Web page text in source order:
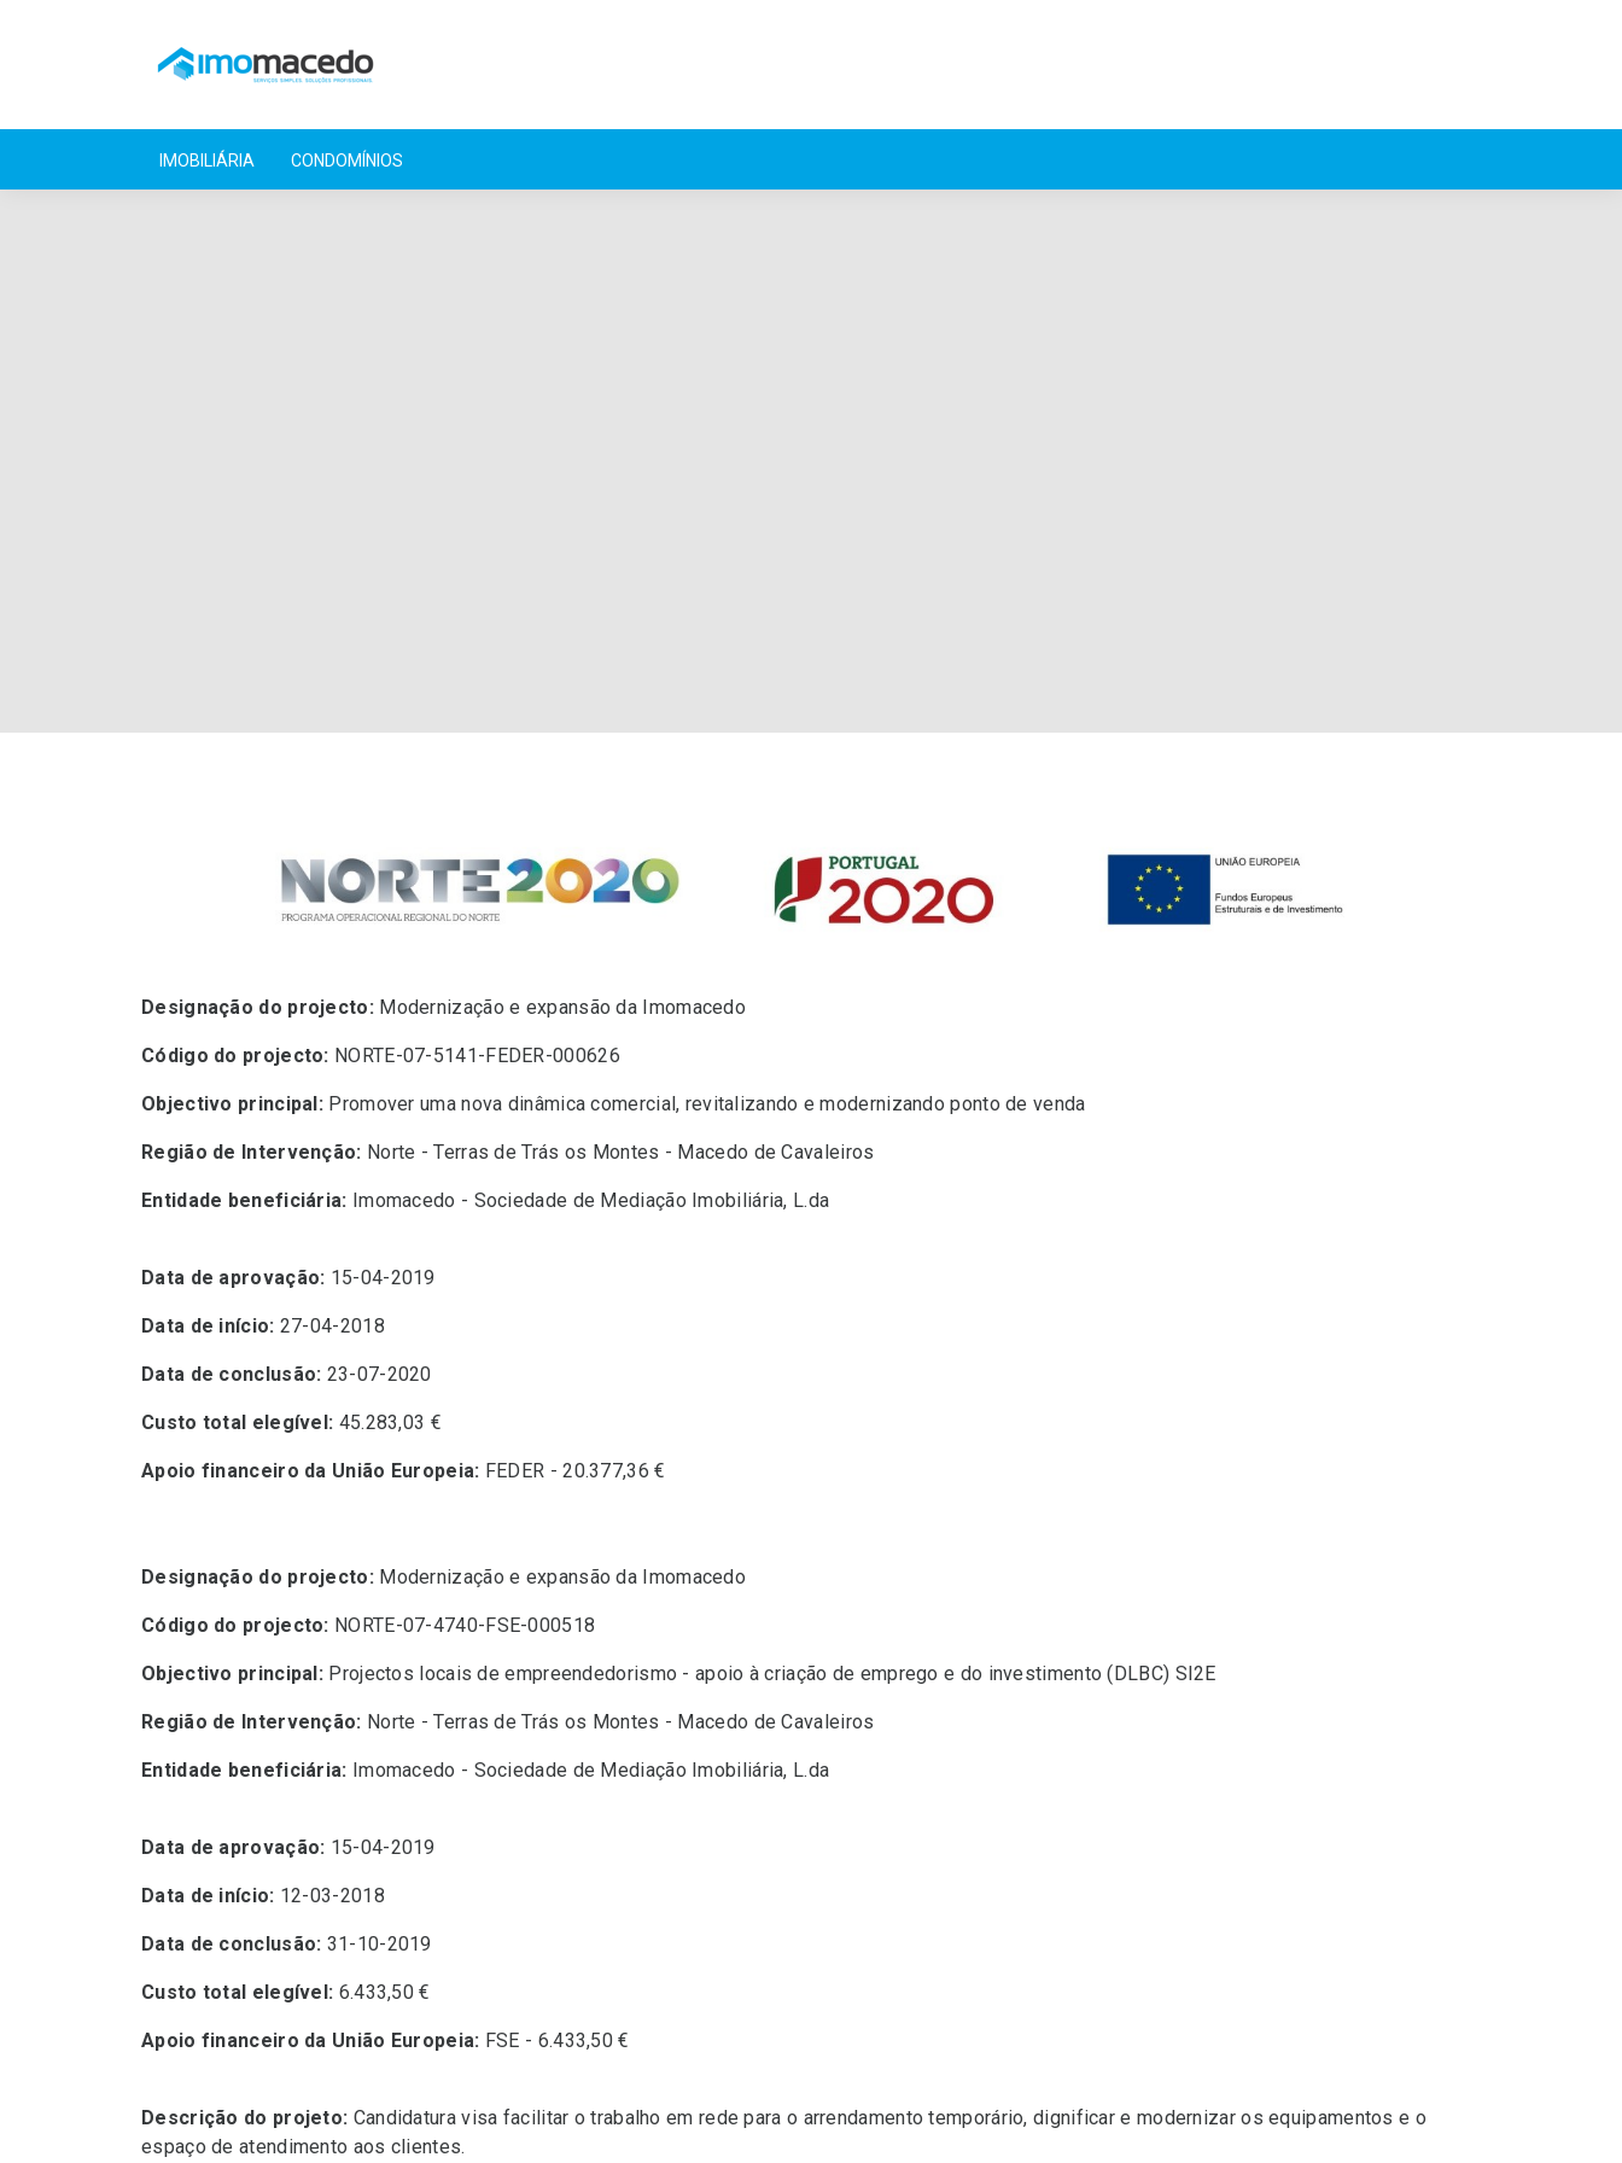
IMOBILIÁRIA CONDOMÍNIOS
Designação do projecto: Modernização e expansão da Imomacedo
Código do projecto: NORTE-07-5141-FEDER-000626
Objectivo principal: Promover uma nova dinâmica comercial, revitalizando e modernizando ponto de venda
Região de Intervenção: Norte - Terras de Trás os Montes - Macedo de Cavaleiros
Entidade beneficiária: Imomacedo - Sociedade de Mediação Imobiliária, L.da
Data de aprovação: 15-04-2019
Data de início: 27-04-2018
Data de conclusão: 23-07-2020
Custo total elegível: 45.283,03 €
Apoio financeiro da União Europeia: FEDER - 20.377,36 €
Designação do projecto: Modernização e expansão da Imomacedo
Código do projecto: NORTE-07-4740-FSE-000518
Objectivo principal: Projectos locais de empreendedorismo - apoio à criação de emprego e do investimento (DLBC) SI2E
Região de Intervenção: Norte - Terras de Trás os Montes - Macedo de Cavaleiros
Entidade beneficiária: Imomacedo - Sociedade de Mediação Imobiliária, L.da
Data de aprovação: 15-04-2019
Data de início: 12-03-2018
Data de conclusão: 31-10-2019
Custo total elegível: 6.433,50 €
Apoio financeiro da União Europeia: FSE - 6.433,50 €
Descrição do projeto: Candidatura visa facilitar o trabalho em rede para o arrendamento temporário, dignificar e modernizar os equipamentos e o
espaço de atendimento aos clientes.